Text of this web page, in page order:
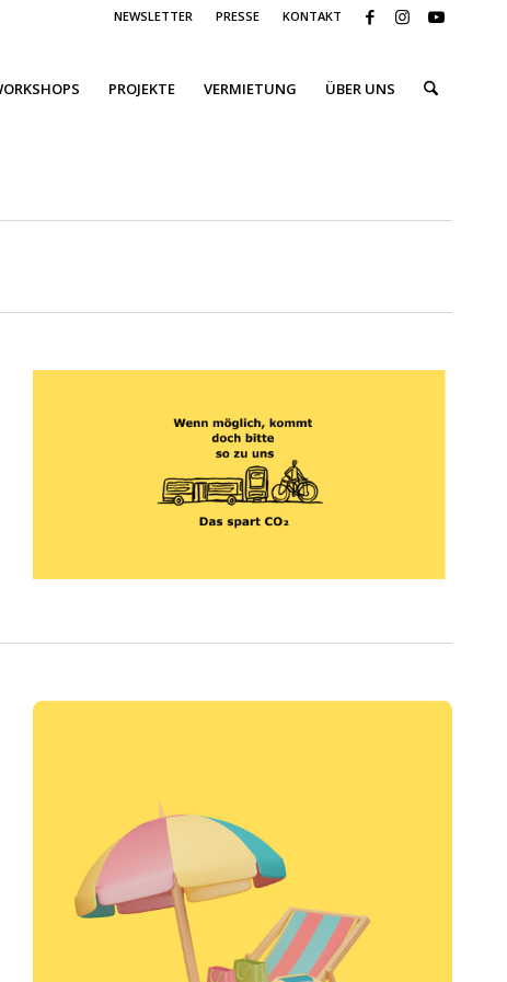
NEWSLETTER PRESSE KONTAKT
PROJEKTE VERMIETUNG ÜBER UNS